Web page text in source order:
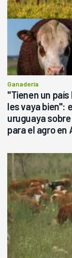
Ganadería
"Tienen un
les vaya bien":
uruguaya
para el agro en